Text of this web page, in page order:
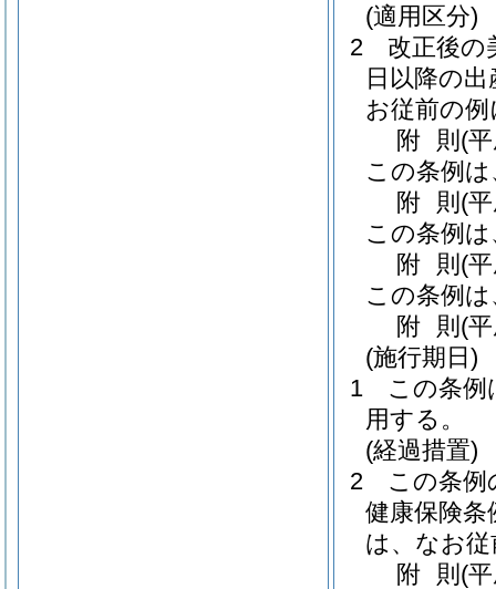
(適用区分)
2
改正後の
日以降の
お従前の
附 則 (
この条例
附 則 (
この条例
附 則 (
この条例
附 則 (
(施行期日)
1
この条例
用する。
(経過措置)
2
この条例
健康保険
は、なお
附 則 (